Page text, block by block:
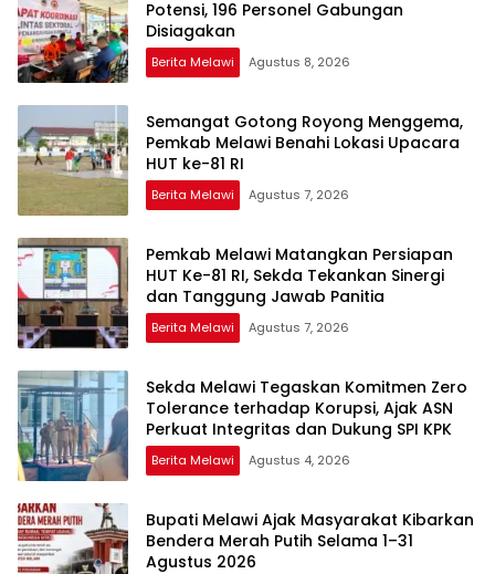
Potensi, 196 Personel Gabungan
Disiagakan
Berita Melawi Agustus 8, 2026
Semangat Gotong Royong Menggema,
Pemkab Melawi Benahi Lokasi Upacara
HUT ke-81 RI
Berita Melawi Agustus 7, 2026
Pemkab Melawi Matangkan Persiapan
HUT Ke-81 RI, Sekda Tekankan Sinergi
dan Tanggung Jawab Panitia
Berita Melawi Agustus 7, 2026
Sekda Melawi Tegaskan Komitmen Zero
Tolerance terhadap Korupsi, Ajak ASN
Perkuat Integritas dan Dukung SPI KPK
Berita Melawi Agustus 4, 2026
Bupati Melawi Ajak Masyarakat Kibarkan
Bendera Merah Putih Selama 1–31
Agustus 2026